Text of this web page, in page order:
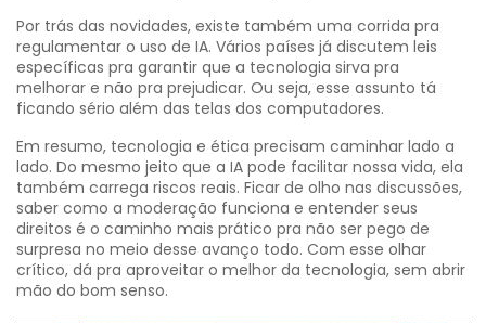
Por trás das novidades, existe também uma corrida pra
regulamentar o uso de IA. Vários países já discutem leis
específicas pra garantir que a tecnologia sirva pra
melhorar e não pra prejudicar. Ou seja, esse assunto tá
ficando sério além das telas dos computadores.
Em resumo, tecnologia e ética precisam caminhar lado a
lado. Do mesmo jeito que a IA pode facilitar nossa vida, ela
também carrega riscos reais. Ficar de olho nas discussões,
saber como a moderação funciona e entender seus
direitos é o caminho mais prático pra não ser pego de
surpresa no meio desse avanço todo. Com esse olhar
crítico, dá pra aproveitar o melhor da tecnologia, sem abrir
mão do bom senso.